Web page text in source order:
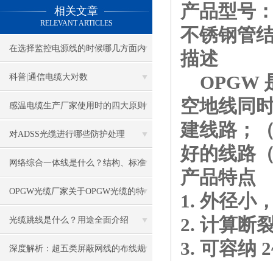
相关文章
RELEVANT ARTICLES
在选择监控电源线的时候哪几方面内
容需要格外注意
科普|通信电缆大对数
感温电缆生产厂家使用时的四大原则
对ADSS光缆进行哪些防护处理
网络综合一体线是什么？结构、标准
与应用全解析
OPGW光缆厂家关于OPGW光缆的特
点用途说明
光缆跳线是什么？用途全面介绍
深度解析：超五类屏蔽网线的布线规
产品型号
不锈钢管
描述
OPGW
空地线同
建线路；
好的线路
产品特点
1. 外径小
2. 计算断
3. 可容纳